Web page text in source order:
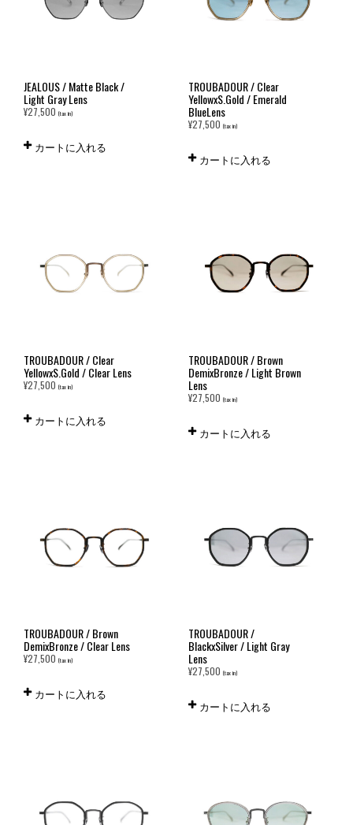
JEALOUS / Matte Black /
Light Gray Lens
¥27,500 (tax in)
カートに入れる
TROUBADOUR / Clear
YellowxS.Gold / Emerald
BlueLens
¥27,500 (tax in)
カートに入れる
TROUBADOUR / Clear
YellowxS.Gold / Clear Lens
¥27,500 (tax in)
カートに入れる
TROUBADOUR / Brown
DemixBronze / Light Brown
Lens
¥27,500 (tax in)
カートに入れる
TROUBADOUR / Brown
DemixBronze / Clear Lens
¥27,500 (tax in)
カートに入れる
TROUBADOUR /
BlackxSilver / Light Gray
Lens
¥27,500 (tax in)
カートに入れる